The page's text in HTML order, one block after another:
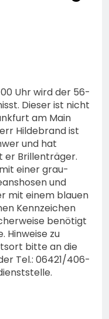
Wer hat den
00 Uhr wird der 56-
Dieser ist nicht
am Main
Hildebrand ist
und hat
er Brillenträger.
einer grau-
und
mit einem blauen
Kennzeichen
benötigt
Hinweise zu
bitte an die
Tel.: 06421/406-